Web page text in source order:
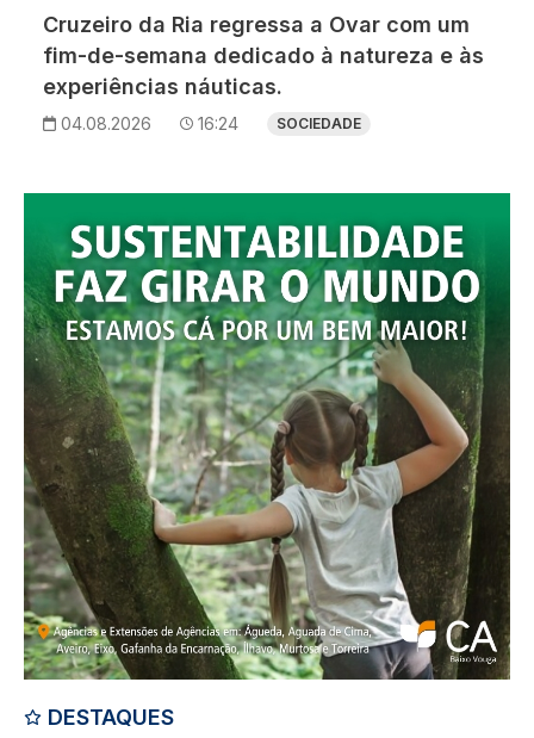
Cruzeiro da Ria regressa a Ovar com um
fim-de-semana dedicado à natureza e às
experiências náuticas.
04.08.2026 16:24 SOCIEDADE
DESTAQUES